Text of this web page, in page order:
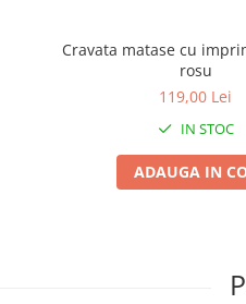
Cravata matase cu
rosu
119,00 Lei
IN STOC
ADAUGA IN